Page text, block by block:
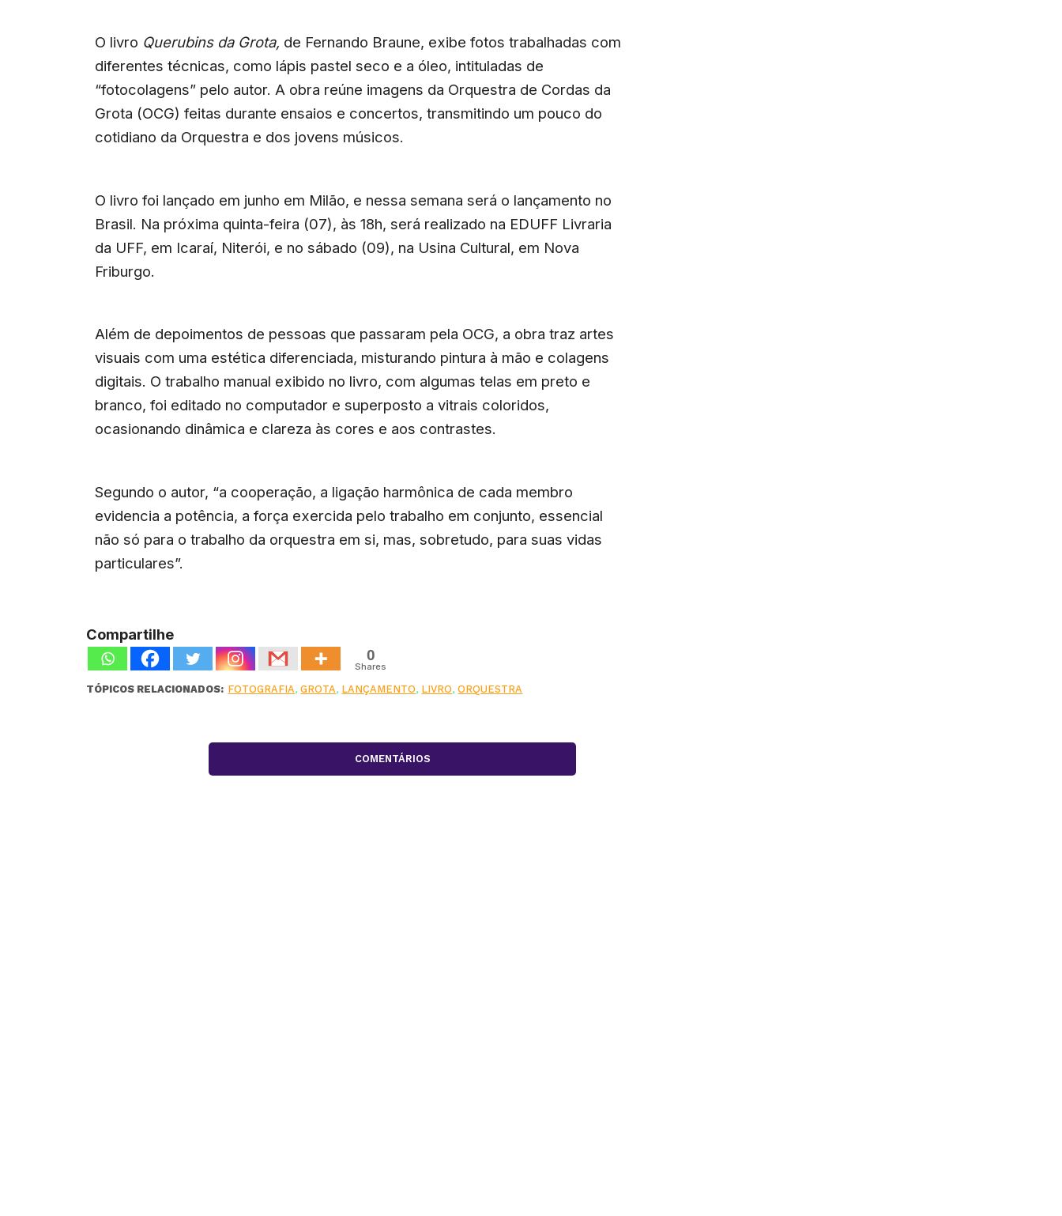
O livro Querubins da Grota, de Fernando Braune, exibe fotos trabalhadas com
diferentes técnicas, como lápis pastel seco e a óleo, intituladas de
“fotocolagens” pelo autor. A obra reúne imagens da Orquestra de Cordas da
Grota (OCG) feitas durante ensaios e concertos, transmitindo um pouco do
cotidiano da Orquestra e dos jovens músicos.
O livro foi lançado em junho em Milão, e nessa semana será o lançamento no
Brasil. Na próxima quinta-feira (07), às 18h, será realizado na EDUFF Livraria
da UFF, em Icaraí, Niterói, e no sábado (09), na Usina Cultural, em Nova
Friburgo.
Além de depoimentos de pessoas que passaram pela OCG, a obra traz artes
visuais com uma estética diferenciada, misturando pintura à mão e colagens
digitais. O trabalho manual exibido no livro, com algumas telas em preto e
branco, foi editado no computador e superposto a vitrais coloridos,
ocasionando dinâmica e clareza às cores e aos contrastes.
Segundo o autor, “a cooperação, a ligação harmônica de cada membro
evidencia a potência, a força exercida pelo trabalho em conjunto, essencial
não só para o trabalho da orquestra em si, mas, sobretudo, para suas vidas
particulares”.
Compartilhe
0
Shares
TÓPICOS RELACIONADOS: FOTOGRAFIA,GROTA, LANÇAMENTO, LIVRO,ORQUESTRA
COMENTÁRIOS